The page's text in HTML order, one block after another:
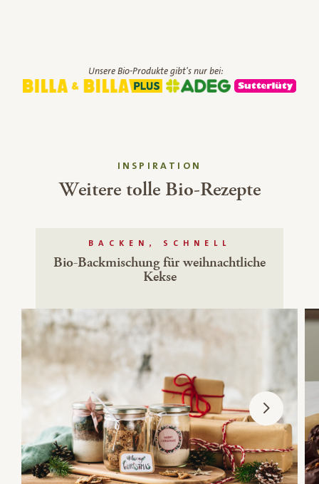
Unsere Bio-Produkte gibt's nur bei:
INSPIRATION
Weitere tolle Bio-Rezepte
BACKEN, SCHNELL
Bio-Backmischung für weihnachtliche
Kekse